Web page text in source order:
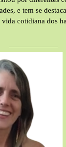
e tem se
cotidiana dos